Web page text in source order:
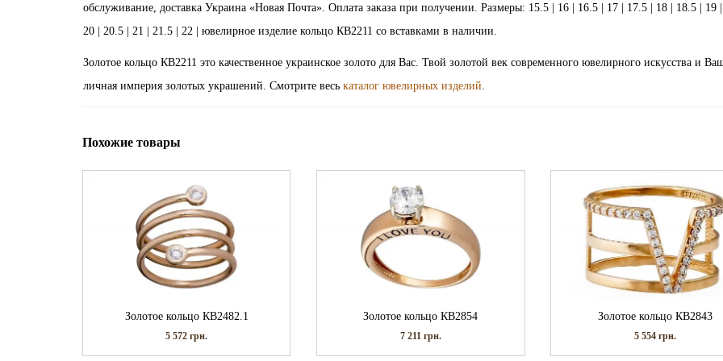
обслуживание, доставка Украина «Новая Почта». Оплата заказа при получении. Размеры: 15.5 | 16 | 16.5 | 17 | 17.5 | 18 | 18.5 | 19 |
20 | 20.5 | 21 | 21.5 | 22 | ювелирное изделие кольцо КВ2211 со вставками в наличии.
Золотое кольцо КВ2211 это качественное украинское золото для Вас. Твой золотой век современного ювелирного искусства и
личная империя золотых украшений. Смотрите весь каталог ювелирных изделий.
Похожие товары
Золотое кольцо КВ2482.1
5 572грн.
Золотое кольцо КВ2854
7 211 грн.
Золотое кольцо КВ2843
5 554 грн.